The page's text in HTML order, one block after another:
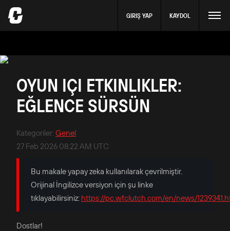
GIRIŞ YAP KAYDOL
OYUN IÇI ETKINLIKLER:
EĞLENCE SÜRSÜN
Kategoriler: Genel
27 Feb 2026 08:22 AM UTC
Bu makale yapay zeka kullanılarak çevrilmiştir.
Orijinal İngilizce versiyon için şu linke
tıklayabilirsiniz: https://pc.wfclutch.com/en/news/
Dostlar!